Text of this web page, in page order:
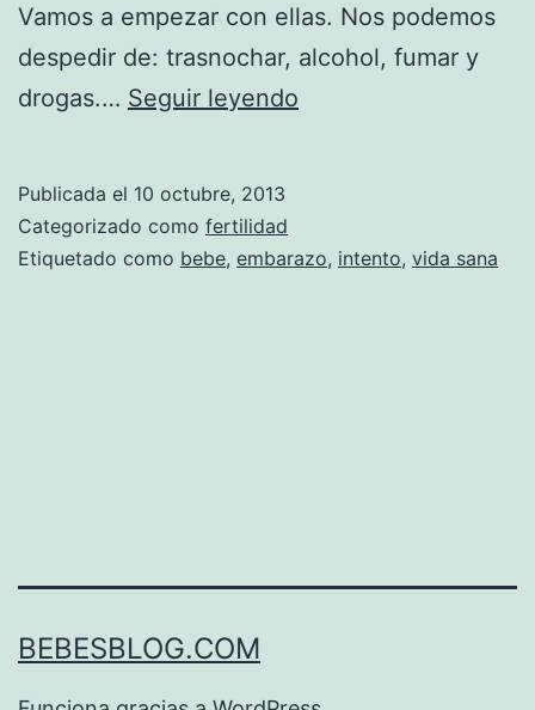
Vamos a empezar con ellas. Nos podemos
despedir de: trasnochar, alcohol, fumar y
drogas.… Seguir leyendo
bebé.
Publicada el 10 octubre, 2013
Categorizado como fertilidad
Etiquetado como bebe, embarazo, intento, vida sana
BEBESBLOG.COM